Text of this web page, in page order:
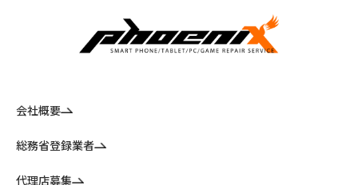
会社概要
総務省登録業者
代理店募集